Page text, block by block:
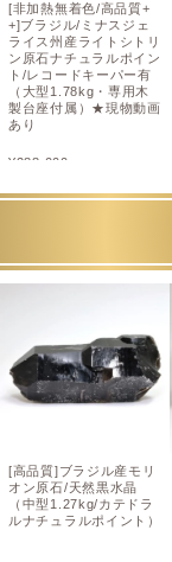
[非加熱無着色/高品質+
+]ブラジル/ミナスジェ
ライス州産ライトシトリ
ン原石ナチュラルポイン
ト/レコードキーパー有
（大型1.78kg・専用木
製台座付属）★現物動画
あり
¥288,000
[高品質]ブラジル産モリ
オン原石/天然黒水晶
（中型1.27kg/カテドラ
ルナチュラルポイント）